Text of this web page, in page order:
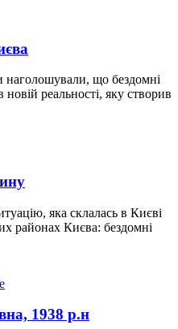
наголошували, що бездомні
реальності, яку створив
яка склалась в Києві
районах Києва: бездомні
1938 р.н